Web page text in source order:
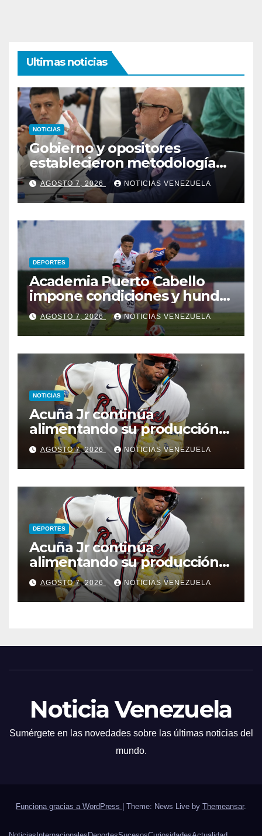
Ultimas noticias
NOTICIAS
Gobierno y opositores
establecieron metodología
para el proceso de diálogo en
Venezuela
AGOSTO 7, 2026 NOTICIAS VENEZUELA
DEPORTES
Academia Puerto Cabello
impone condiciones y hunde
al Caracas FC
AGOSTO 7, 2026 NOTICIAS VENEZUELA
NOTICIAS
Acuña Jr continúa
alimentando su producción
jonronera
AGOSTO 7, 2026 NOTICIAS VENEZUELA
DEPORTES
Acuña Jr continúa
alimentando su producción
jonronera
AGOSTO 7, 2026 NOTICIAS VENEZUELA
Noticia Venezuela
Sumérgete en las novedades sobre las últimas noticias del
mundo.
Funciona gracias a WordPress Theme: News Live by Themeansar.